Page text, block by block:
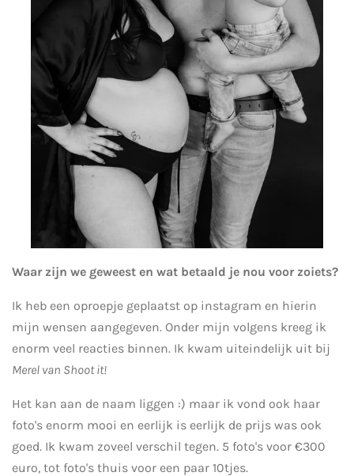
Waar zijn we geweest en wat betaald je nou voor zoiets?
Ik heb een oproepje geplaatst op instagram en hierin
mijn wensen aangegeven. Onder mijn volgens kreeg ik
enorm veel reacties binnen. Ik kwam uiteindelijk uit bij
Merel van Shoot it!
Het kan aan de naam liggen :) maar ik vond ook haar
foto's enorm mooi en eerlijk is eerlijk de prijs was ook
goed. Ik kwam zoveel verschil tegen. 5 foto's voor €300
euro, tot foto's thuis voor een paar 10tjes.